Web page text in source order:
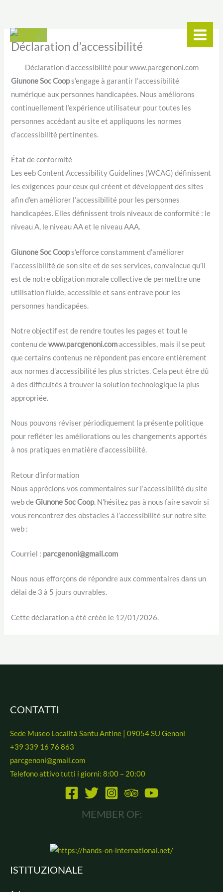
contenu
Déclaration d’accessibilité
Déclaration d’accessibilité pour www.parcgenoni.com
Giunone Soc Coops’engage à garantir l’accessibilité
numérique aux personnes handicapées. Nous améliorons
continuellement l’expérience utilisateur pour toutes les
personnes accédant au site et appliquons les normes
d’accessibilité pertinentes.
État de conformité
Les eeb Content Accessibility Guidelines (WCAG) définissent
les exigences pour ceux qui créent et développent des sites
afin d’en améliorer l’accessibilité pour les personnes
handicapées. Elles définissent trois niveaux de conformité : le
niveau A, le niveau AA et le niveau AAA.
Giunone Soc Coops’efforce constamment d’améliorer
l’accessibilité de son site et de ses services, convaincue qu’il
est de notre obligation morale collective de permettre une
utilisation fluide, accessible et sans entrave pour les
personnes handicapées.
Notre objectif est de rendre toutes les pages et tout le
contenu dewww.parcgenoni.comaccessibles, mais il se peut
que certains contenus ne répondent pas encore entièrement
aux normes d’accessibilité les plus strictes. Cela peut être dû
à des difficultés à trouver la solution technologique la plus
appropriée.
Nous pouvons réviser périodiquement la présente politique
pour refléter les améliorations ou les changements apportés
à nos pratiques en matière d’accessibilité.
Retour d’information
Nous apprécions vos commentaires sur l’accessibilité du site
web deGiunone Soc Coop. N’hésitez pas à nous faire savoir si
vous rencontrez des obstacles à l’accessibilité sur notre site
web :
Courriel : parcgenoni@gmail.com
Nous nous efforçons de répondre aux commentaires dans un
délai de 3 à 5 jours ouvrables.
Cette déclaration a été créée le 12/01/2026.
CONTATTI
Sede Museo Località Santu Antine | 09054 SU Genoni
+39 339 16 76 863
parcgenoni@gmail.com
Telefono attivo tutti i giorni: 8:00 – 20:00
MEMBER OF:
ISTITUZIONALE